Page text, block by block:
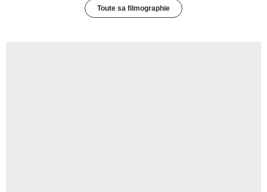
Toute sa filmographie